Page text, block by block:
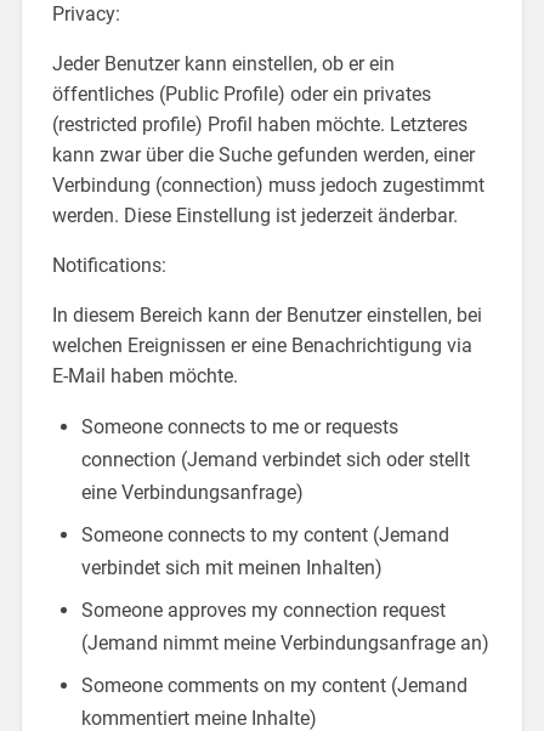
Privacy:
Jeder Benutzer kann einstellen, ob er ein
öffentliches (Public Profile) oder ein privates
(restricted profile) Profil haben möchte. Letzteres
kann zwar über die Suche gefunden werden, einer
Verbindung (connection) muss jedoch zugestimmt
werden. Diese Einstellung ist jederzeit änderbar.
Notifications:
In diesem Bereich kann der Benutzer einstellen, bei
welchen Ereignissen er eine Benachrichtigung via
E-Mail haben möchte.
Someone connects to me or requests
connection (Jemand verbindet sich oder stellt
eine Verbindungsanfrage)
Someone connects to my content (Jemand
verbindet sich mit meinen Inhalten)
Someone approves my connection request
(Jemand nimmt meine Verbindungsanfrage an)
Someone comments on my content (Jemand
kommentiert meine Inhalte)